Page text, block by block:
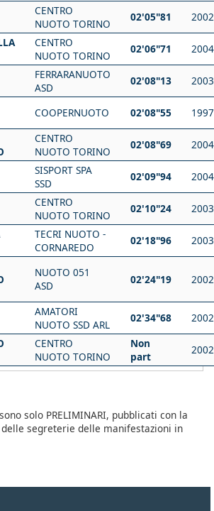
CENTRO
NUOTO TORINO
02'05"81 2002
CENTRO
NUOTO TORINO
02'06"71 2004
FERRARANUOTO
ASD
02'08"13 2003
COOPERNUOTO 02'08"55 1997
CENTRO
NUOTO TORINO
02'08"69 2004
SISPORT SPA
SSD
02'09"94 2004
CENTRO
NUOTO TORINO
02'10"24 2003
TECRI NUOTO -
CORNAREDO
02'18"96 2003
NUOTO 051
ASD
02'24"19 2002
AMATORI
NUOTO SSD ARL
02'34"68
2002
CENTRO
NUOTO TORINO
Non
part
2002
solo PRELIMINARI, pubblicati con la
segreterie delle manifestazioni in